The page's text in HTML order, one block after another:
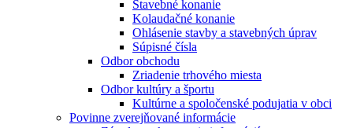
Stavebné konanie
Kolaudačné konanie
Ohlásenie stavby a stavebných úprav
Súpisné čísla
Odbor obchodu
Zriadenie trhového miesta
Odbor kultúry a športu
Kultúrne a spoločenské podujatia v obci
Povinne zverejňované informácie